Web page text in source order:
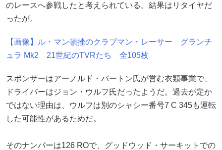
のレースへ参戦したと考えられている。結果はリタイヤだ
ったが。
【画像】ル・マン頓挫のクラブマン・レーサー グランチ
ュラ Mk2 21世紀のTVRたち 全105枚
スポンサーはアーノルド・バートン氏が営む衣類事業で、
ドライバーはジョン・ウルフ氏だったようだ。過去が定か
ではない理由は、ウルフは別のシャシー番号7 C 345も運転
した可能性があるためだ。
そのナンバーは126 ROで、グッドウッド・サーキットでの